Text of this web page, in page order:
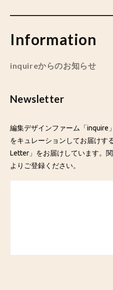
Information
inquireからのお知らせ
Newsletter
編集デザインファーム「inquire
をキュレーションしてお届けす
Letter」をお届けしています。
よりご登録ください。